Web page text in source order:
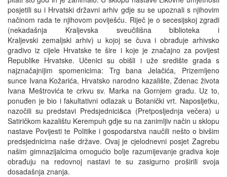
posjetili su i Hrvatski državni arhiv gdje su se upoznali s njihovim
načinom rada te njihovom poviješću. Riječ je o secesijskoj zgradi
(nekadašnja Kraljevska sveučilišna biblioteka i
Kraljevski zemaljski arhiv) u kojoj se čuva i obrađuje arhivsko
gradivo iz cijele Hrvatske te šire i koje je značajno za povijest
Republike Hrvatske. Učenici su obišli i uže središte grada s
najznačajnijim spomenicima: Trg bana Jelačića, Prizemljeno
sunce Ivana Kožarića, Hrvatsko narodno kazalište, Zdenac života
Ivana Meštrovića te crkvu sv. Marka na Gornjem gradu. Uz to,
ponuđen je bio i fakultativni odlazak u Botanički vrt. Naposljetku,
nazočili su predstavi Predsjednici&ca (Pretposljednja večera) u
Satiričkom kazalištu Kerempuh gdje su na zanimljiv način u sklopu
nastave Povijesti te Politike i gospodarstva naučili nešto o bivšim
predsjednicima naše države. Ovaj je cjelodnevni posjet Zagrebu
našim gimnazijalcima omogućio bolje razumijevanje gradiva koje
obrađuju na redovnoj nastavi te su zasigurno proširili svoja
dosadašnja znanja.